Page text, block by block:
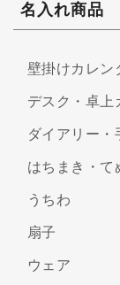
名入れ商品
壁掛けカレン
デスク・卓上
ダイアリー・
はちまき・て
うちわ
扇子
ウェア